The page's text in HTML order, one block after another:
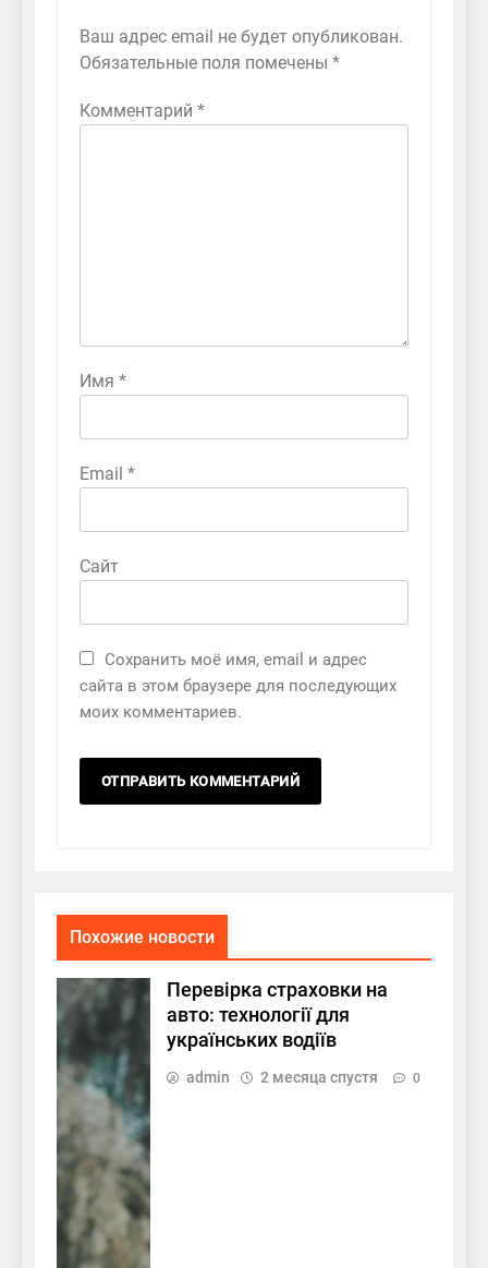
Ваш адрес email не будет опубликован.
Обязательные поля помечены *
Комментарий *
Имя *
Email *
Сайт
Сохранить моё имя, email и адрес
сайта в этом браузере для последующих
моих комментариев.
Похожие новости
Перевірка страховки на
авто: технології для
українських водіїв
admin 2 месяца спустя 0